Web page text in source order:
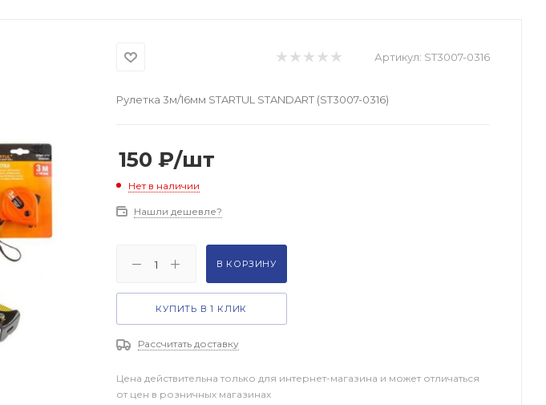
Артикул: ST3007-0316
Рулетка 3м/16мм STARTUL STANDART (ST3007-0316)
150 ₽/шт
Нет в наличии
Нашли дешевле?
В КОРЗИНУ
КУПИТЬ В 1 КЛИК
Рассчитать доставку
Цена действительна только для интернет-магазина и может отличаться
от цен в розничных магазинах